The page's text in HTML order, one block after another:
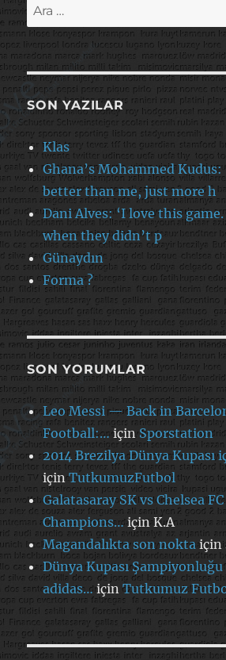
Ara:
SON YAZILAR
Klas
Ghana’s Mohammed
better than me, just more h
Dani Alves: ‘I love this
when they didn’t p
Günaydın
Forma ?
SON YORUMLAR
Leo Messi — Back in
Football:…içinSporstation
2014 Brezilya Dünya
içinTutkumuzFutbol
Galatasaray SK vs Chelsea
Champions…içinK.A
Magandalıkta son noktaiçin
Dünya Kupası
adidas… içinTutkumuz